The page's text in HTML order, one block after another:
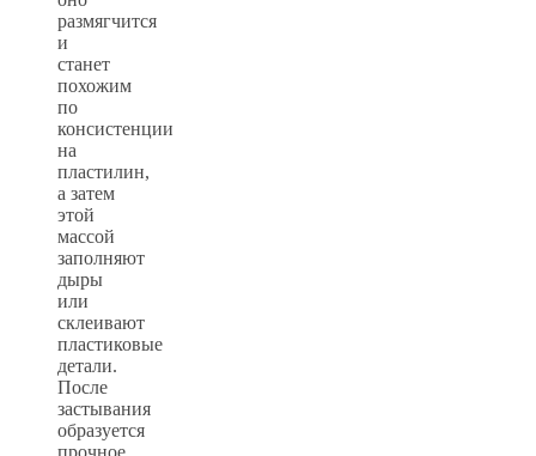
размягчится
и
станет
похожим
по
консистенции
на
пластилин,
а затем
этой
массой
заполняют
дыры
или
склеивают
пластиковые
детали.
После
застывания
образуется
прочное